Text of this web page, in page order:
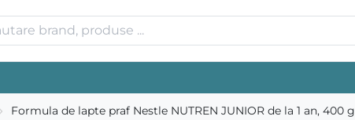
Formula de lapte praf Nestle NUTREN JUNIOR de la 1 an, 400 g